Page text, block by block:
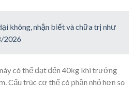
không, nhận biết và chữa trị như
2026
có thể đạt đến 40kg khi trưởng
Cấu trúc cơ thể có phần nhỏ hơn so